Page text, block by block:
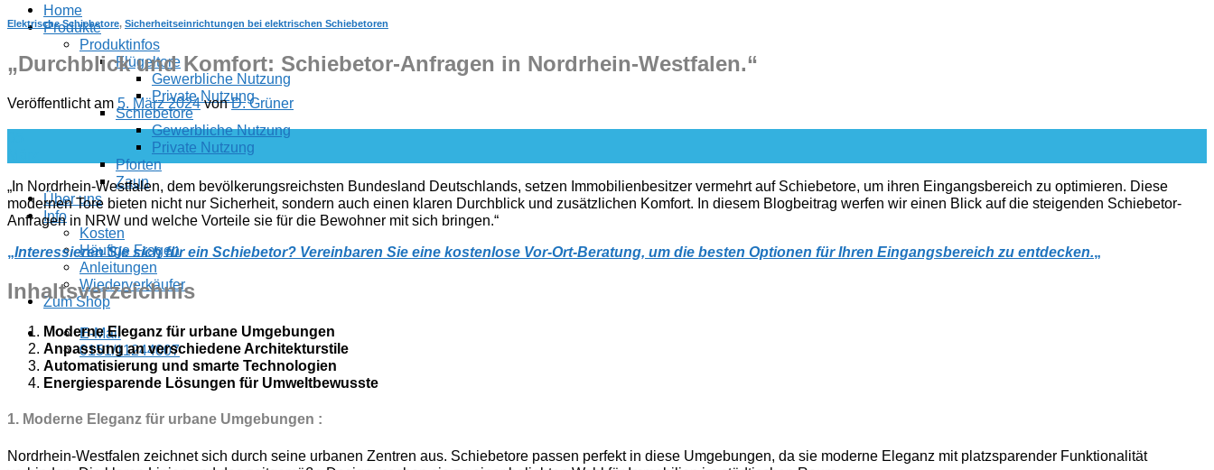
Home
Produkte
Produktinfos
Flügeltore
Gewerbliche Nutzung
Private Nutzung
Schiebetore
Gewerbliche Nutzung
Private Nutzung
Pforten
Zaun
Über uns
Info
Kosten
Häufige Fragen
Anleitungen
Wiederverkäufer
Zum Shop
E-Mail
0151/11244007
Elektrische Schiebetore, Sicherheitseinrichtungen bei elektrischen Schiebetoren
„Durchblick und Komfort: Schiebetor-Anfragen in Nordrhein-Westfalen.“
Veröffentlicht am 5. März 2024vonD. Grüner
„In Nordrhein-Westfalen, dem bevölkerungsreichsten Bundesland Deutschlands, setzen Immobilienbesitzer vermehrt auf Schiebetore, um ihren Eingangsbereich zu optimieren. Diese
modernen Tore bieten nicht nur Sicherheit, sondern auch einen klaren Durchblick und zusätzlichen Komfort. In diesem Blogbeitrag werfen wir einen Blick auf die steigenden Schiebetor-
Anfragen in NRW und welche Vorteile sie für die Bewohner mit sich bringen.“
„Interessieren Sie sich für ein Schiebetor? Vereinbaren Sie eine kostenlose Vor-Ort-Beratung, um die besten Optionen für Ihren Eingangsbereich zu entdecken.„
Inhaltsverzeichnis
Moderne Eleganz für urbane Umgebungen
Anpassung an verschiedene Architekturstile
Automatisierung und smarte Technologien
Energiesparende Lösungen für Umweltbewusste
1. Moderne Eleganz für urbane Umgebungen :
Nordrhein-Westfalen zeichnet sich durch seine urbanen Zentren aus. Schiebetore passen perfekt in diese Umgebungen, da sie moderne Eleganz mit platzsparender Funktionalität